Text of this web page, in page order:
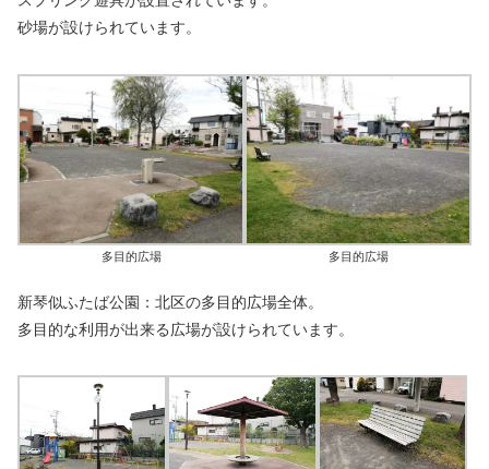
砂場が設けられています。
多目的広場 多目的広場
新琴似ふたば公園：北区の多目的広場全体。
多目的な利用が出来る広場が設けられています。